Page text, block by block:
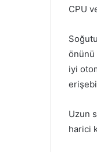
CPU
önünü
iyi
Uzun
harici